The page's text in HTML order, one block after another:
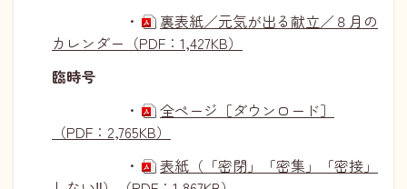
・
裏表紙／元気が出る献立／８月の
カレンダー（PDF：1,427KB）
臨時号
・
全ページ［ダウンロード］
（PDF：2,765KB）
・
表紙（「密閉」「密集」「密接」